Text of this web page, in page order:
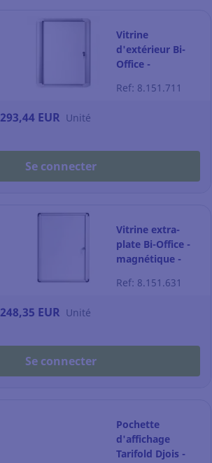
Vitrine
d'extérieur Bi-
Office -
porte battante -
Ref: 8.151.711
293,44 EUR Unité
Se connecter
Vitrine extra-
plate Bi-Office -
magnétique -
4 feuilles A4
Ref: 8.151.631
248,35 EUR Unité
Se connecter
Pochette
d'affichage
Tarifold Djois -